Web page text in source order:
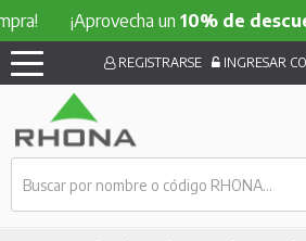
¡Aprovecha un10% de descuento
REGISTRARSE INGRESAR